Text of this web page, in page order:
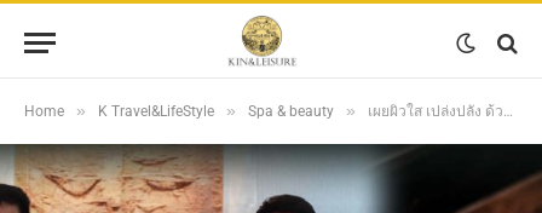
Home » K Travel&LifeStyle » Spa & beauty » เผยผิวใส เปล่งปลั่ง ด้วยน้ำตาลมะพร้าว ขัดผิวและผ่อนคลายกายและใจที่ Chi, The Spa